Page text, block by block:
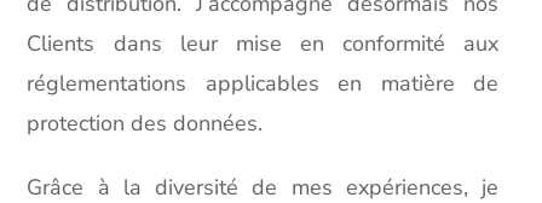
Clients dans leur mise en conformité aux
réglementations applicables en matière de
protection des données.
Grâce à la diversité de mes expériences, je